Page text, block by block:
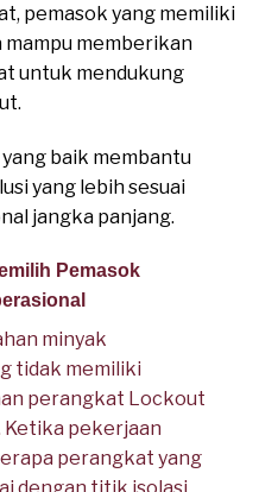
pemasok yang memiliki
mampu memberikan
untuk mendukung
baik membantu
yang lebih sesuai
jangka panjang.
Pemasok
minyak
tidak memiliki
perangkat Lockout
Ketika pekerjaan
perangkat yang